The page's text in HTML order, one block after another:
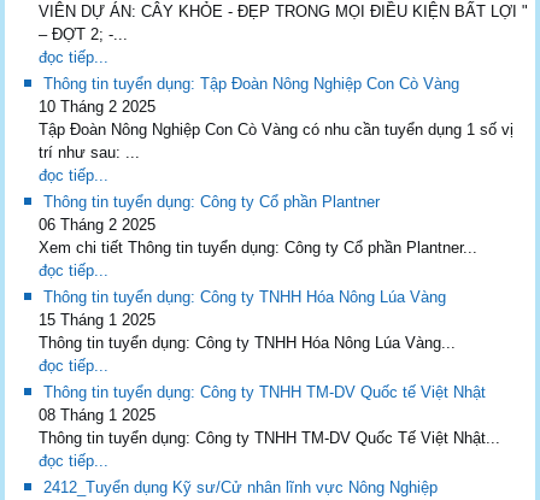
VIÊN DỰ ÁN: CÂY KHỎE - ĐẸP TRONG MỌI ĐIỀU KIỆN BẤT LỢI "
– ĐỢT 2; -...
đọc tiếp...
Thông tin tuyển dụng: Tập Đoàn Nông Nghiệp Con Cò Vàng
10 Tháng 2 2025
Tập Đoàn Nông Nghiệp Con Cò Vàng có nhu cần tuyển dụng 1 số vị
trí như sau: ...
đọc tiếp...
Thông tin tuyển dụng: Công ty Cổ phần Plantner
06 Tháng 2 2025
Xem chi tiết Thông tin tuyển dụng: Công ty Cổ phần Plantner...
đọc tiếp...
Thông tin tuyển dụng: Công ty TNHH Hóa Nông Lúa Vàng
15 Tháng 1 2025
Thông tin tuyển dụng: Công ty TNHH Hóa Nông Lúa Vàng...
đọc tiếp...
Thông tin tuyển dụng: Công ty TNHH TM-DV Quốc tế Việt Nhật
08 Tháng 1 2025
Thông tin tuyển dụng: Công ty TNHH TM-DV Quốc Tế Việt Nhật...
đọc tiếp...
2412_Tuyển dụng Kỹ sư/Cử nhân lĩnh vực Nông Nghiệp